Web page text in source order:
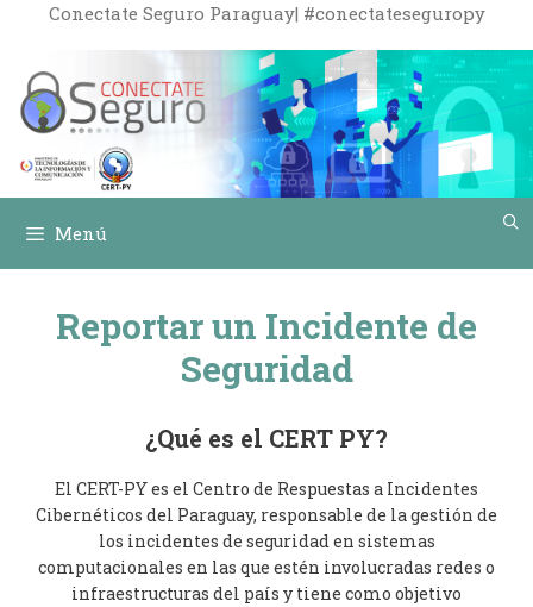
SaltarConectate Seguro Paraguay| #conectateseguropy
Menú
Reportar un Incidente de
Seguridad
¿Qué es el CERT PY?
El CERT-PY es el Centro de Respuestas a Incidentes
Cibernéticos del Paraguay, responsable de la gestión de
los incidentes de seguridad en sistemas
computacionales en las que estén involucradas redes o
infraestructuras del paí­s y tiene como objetivo